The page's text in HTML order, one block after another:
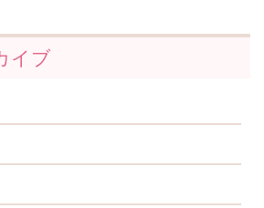
イブ